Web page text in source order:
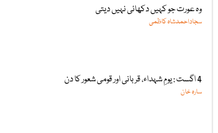
وہ عورت جو کہیں دکھائی نہیں دیتی
سجاداحمدشاہ کاظمی
4 اگست : یومِ شہداء، قربانی اور قومی شعور کا دن
سارہ خان